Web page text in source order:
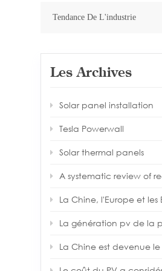
Tendance De L'industrie
Les Archives
Solar panel installation
Tesla Powerwall
Solar thermal panels
A systematic review of recent air source heat pump (ASHP) systems assisted by solar thermal, photovoltaic
La Chine, l'Europe et les États-Unis ont tous des politiques pertinentes pour soutenir
La génération pv de la production d'énergie photovoltaïque a été
La Chine est devenue le pays avec le plus gros investissement dans les